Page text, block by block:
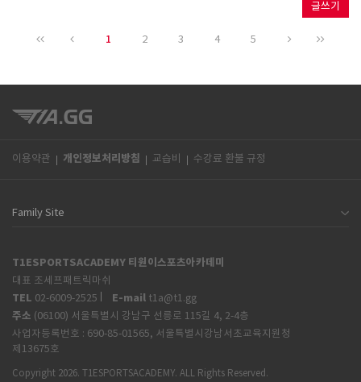
글쓰기
1 2 3 4 5
이용약관 개인정보처리방침 교습비 수강료 환불 규정
T1ESPORTSACADEMY 티원이스포츠아카데미
대표 조세프패트릭마쉬
TEL 02-6009-2525 E-mail t1a@t1.gg
주소 (06100) 서울특별시 강남구 선릉로 115길 4, 2-4층
사업자등록번호 : 690-85-01565, 서울특별시강남서초교육지원청
제13675호
Copyright 2026. T1ESPORTSACADEMY. ALL Rights Reserved.